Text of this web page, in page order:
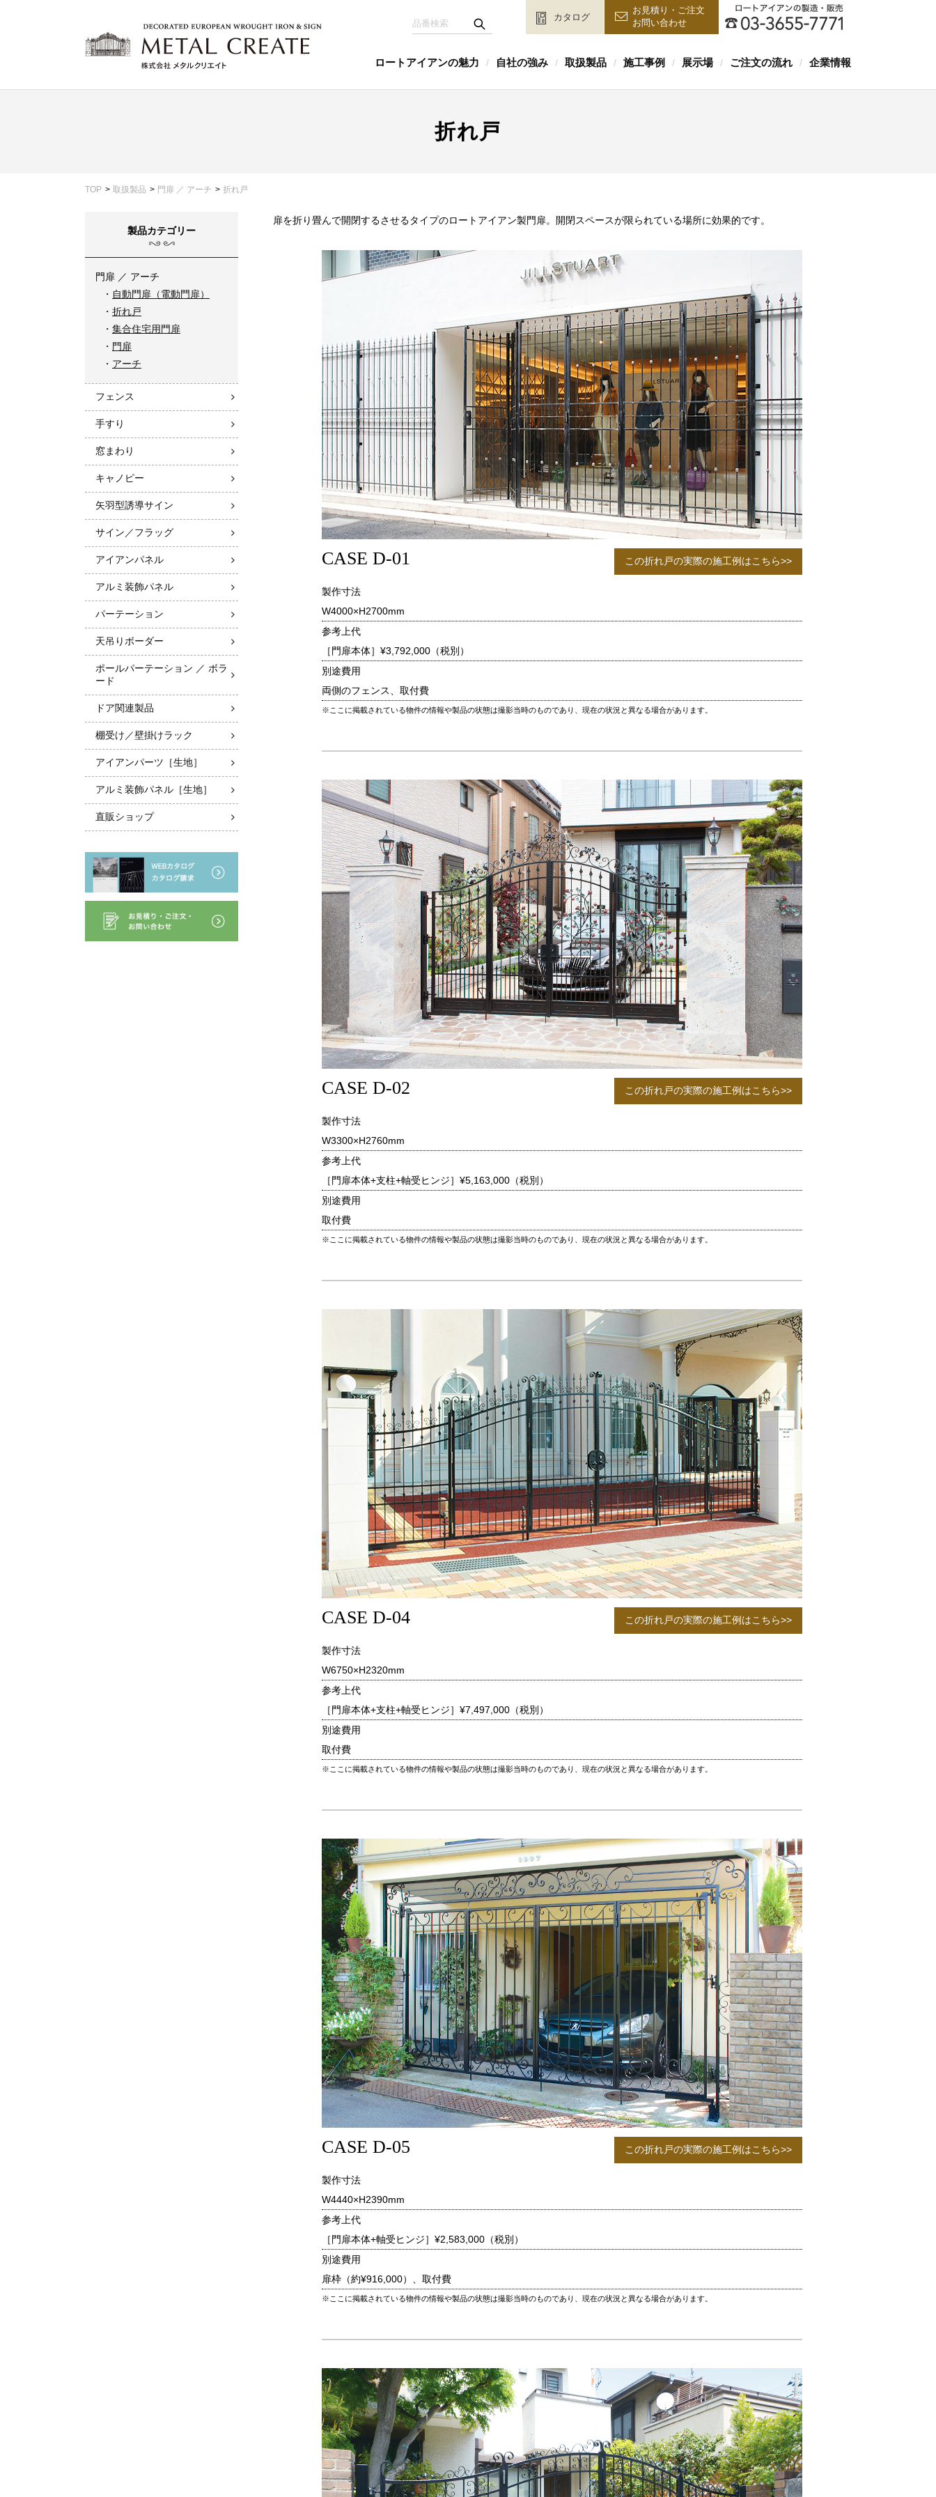
カタログ
お見積り・ご注文
お問い合わせ
ロートアイアンの魅力 / 自社の強み / 取扱製品 / 施工事例 / 展示場 / ご注文の流れ / 企業情報
折れ戸
TOP 取扱製品 門扉 ／ アーチ 折れ戸
扉を折り畳んで開閉するさせるタイプのロートアイアン製門扉。開閉スペースが限られている場所に効果的です。
CASE D-01
製作寸法
W4000×H2700mm
参考上代
［門扉本体］ ¥3,792,000（税別）
別途費用
両側のフェンス、取付費
※ここに掲載されている物件の情報や製品の状態は撮影当時のものであり、現在の状況と異なる場合があります。
この折れ戸の実際の施工例はこちら>>
CASE D-02
製作寸法
W3300×H2760mm
参考上代
［門扉本体+支柱+軸受ヒンジ］ ¥5,163,000（税別）
別途費用
取付費
※ここに掲載されている物件の情報や製品の状態は撮影当時のものであり、現在の状況と異なる場合があります。
この折れ戸の実際の施工例はこちら>>
CASE D-04
製作寸法
W6750×H2320mm
参考上代
［門扉本体+支柱+軸受ヒンジ］ ¥7,497,000（税別）
別途費用
取付費
※ここに掲載されている物件の情報や製品の状態は撮影当時のものであり、現在の状況と異なる場合があります。
この折れ戸の実際の施工例はこちら>>
CASE D-05
製作寸法
W4440×H2390mm
参考上代
［門扉本体+軸受ヒンジ］ ¥2,583,000（税別）
別途費用
扉枠（約¥916,000）、取付費
※ここに掲載されている物件の情報や製品の状態は撮影当時のものであり、現在の状況と異なる場合があります。
この折れ戸の実際の施工例はこちら>>
製品カテゴリー
門扉 ／ アーチ
自動門扉（電動門扉）
折れ戸
集合住宅用門扉
門扉
アーチ
フェンス
手すり
窓まわり
キャノピー
矢羽型誘導サイン
サイン／フラッグ
アイアンパネル
アルミ装飾パネル
パーテーション
天吊りボーダー
ポールパーテーション ／ ボラ
ード
ドア関連製品
棚受け／壁掛けラック
アイアンパーツ［生地］
アルミ装飾パネル［生地］
直販ショップ